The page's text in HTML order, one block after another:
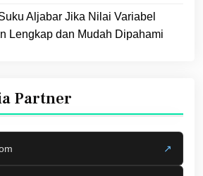
Aljabar Jika Nilai Variabel
Lengkap dan Mudah Dipahami
Partner
↗